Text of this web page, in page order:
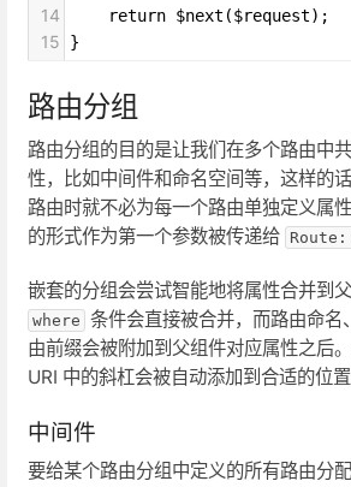
14
    return $next($request);
15 }
路由分组
路由分组的目的是让我们在多个路由中
性，比如中间件和命名空间等，这样的
路由时就不必为每一个路由单独定义属
的形式作为第一个参数被传递给
嵌套的分组会尝试智能地将属性合并到
where 条件会直接被合并，而路由命名
由前缀会被附加到父组件对应属性之后
URI 中的斜杠会被自动添加到合适的位置
中间件
要给某个路由分组中定义的所有路由分